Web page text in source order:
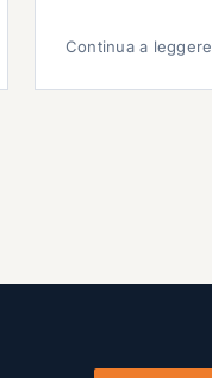
Continua a leggere